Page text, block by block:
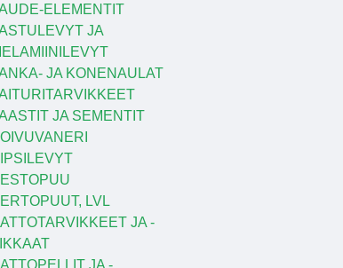
ELEMENTIT
JA
JA KONENAULAT
JA SEMENTIT
LVL
JA -
JA -